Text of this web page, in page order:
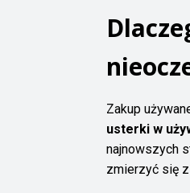
Zakup
usterki w
najnowszych
zmierzyć się